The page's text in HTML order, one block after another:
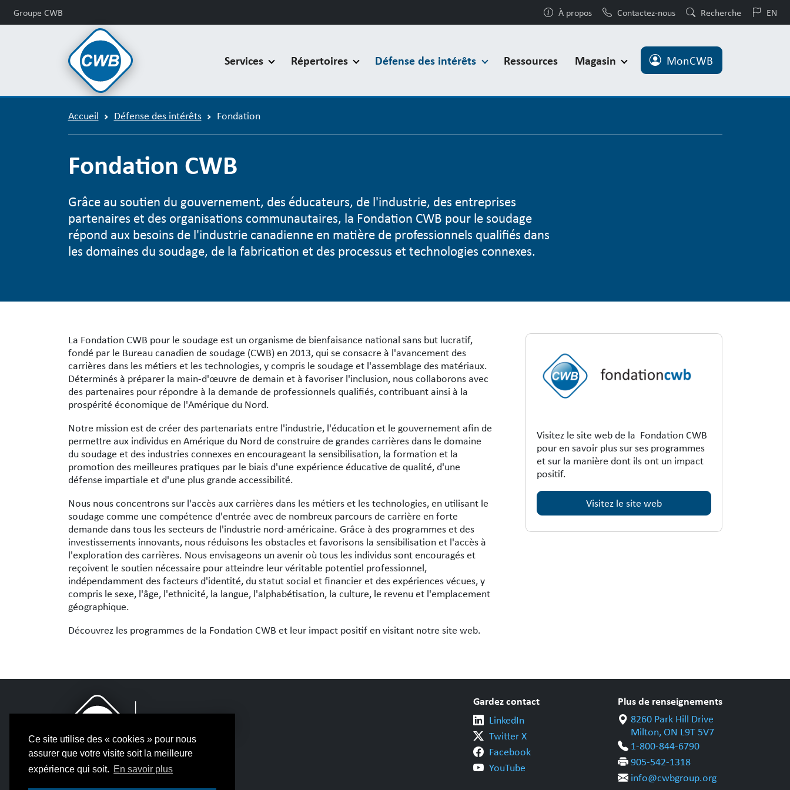
Ce site utilise des « cookies » pour nous
assurer que votre visite soit la meilleure
expérience qui soit. En savoir plus
Groupe CWB À propos Contactez-nous Recherche EN
MonCWB
Services Répertoires Défense des intérêts Ressources Magasin
Accueil Défense des intérêts Fondation
Fondation CWB
Grâce au soutien du gouvernement, des éducateurs, de l'industrie, des entreprises
partenaires et des organisations communautaires, la Fondation CWB pour le soudage
répond aux besoins de l'industrie canadienne en matière de professionnels qualifiés dans
les domaines du soudage, de la fabrication et des processus et technologies connexes.
La Fondation CWB pour le soudage est un organisme de bienfaisance national sans but lucratif,
fondé par le Bureau canadien de soudage (CWB) en 2013, qui se consacre à l'avancement des
carrières dans les métiers et les technologies, y compris le soudage et l'assemblage des matériaux.
Déterminés à préparer la main-d'œuvre de demain et à favoriser l'inclusion, nous collaborons avec
des partenaires pour répondre à la demande de professionnels qualifiés, contribuant ainsi à la
prospérité économique de l'Amérique du Nord.
Notre mission est de créer des partenariats entre l'industrie, l'éducation et le gouvernement afin de
permettre aux individus en Amérique du Nord de construire de grandes carrières dans le domaine
du soudage et des industries connexes en encourageant la sensibilisation, la formation et la
promotion des meilleures pratiques par le biais d'une expérience éducative de qualité, d'une
défense impartiale et d'une plus grande accessibilité.
Nous nous concentrons sur l'accès aux carrières dans les métiers et les technologies, en utilisant le
soudage comme une compétence d'entrée avec de nombreux parcours de carrière en forte
demande dans tous les secteurs de l'industrie nord-américaine. Grâce à des programmes et des
investissements innovants, nous réduisons les obstacles et favorisons la sensibilisation et l'accès à
l'exploration des carrières. Nous envisageons un avenir où tous les individus sont encouragés et
reçoivent le soutien nécessaire pour atteindre leur véritable potentiel professionnel,
indépendamment des facteurs d'identité, du statut social et financier et des expériences vécues, y
compris le sexe, l'âge, l'ethnicité, la langue, l'alphabétisation, la culture, le revenu et l'emplacement
géographique.
Découvrez les programmes de la Fondation CWB et leur impact positif en visitant notre site web.
Visitez le site web de la Fondation CWB
pour en savoir plus sur ses programmes
et sur la manière dont ils ont un impact
positif.
Visitez le site web
Gardez contact
LinkedIn
Twitter X
Facebook
YouTube
Plus de renseignements
8260 Park Hill Drive
Milton, ON L9T 5V7
1-800-844-6790
905-542-1318
info@cwbgroup.org